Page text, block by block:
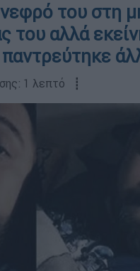
του στη
του αλλά
1 λεπτό ┋